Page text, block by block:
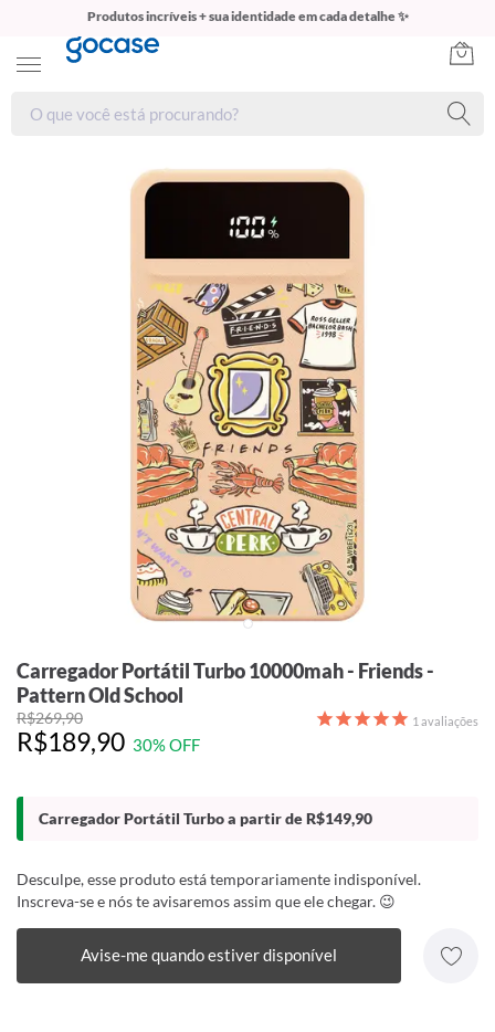
Produtos incríveis + sua identidade em cada detalhe ✨
Carregador Portátil Turbo 10000mah - Friends -
Pattern Old School
R$269,90
R$189,90 30% OFF
1 avaliações
Carregador Portátil Turbo a partir de R$149,90
Desculpe, esse produto está temporariamente indisponível.
Inscreva-se e nós te avisaremos assim que ele chegar. 😉
Avise-me quando estiver disponível